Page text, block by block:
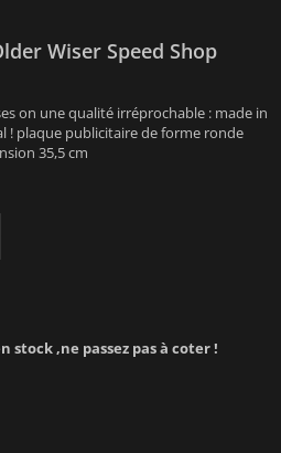
Wiser Speed Shop
on une qualité irréprochable : made in
! plaque publicitaire de forme ronde
35,5 cm
stock ,ne passez pas à coter !